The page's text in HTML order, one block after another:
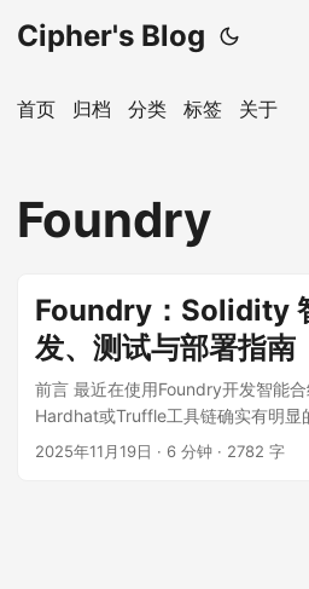
Cipher's Blog
首页 归档 分类 标签 关于
Foundry
Foundry：Solidity
发、测试与部署指南
前言 最近在使用Foundry开发智能
Hardhat或Truffle工具链确实有明显
Paradigm团队开发的Ethereum智能
2025年11月19日 · 6 分钟 · 2782 字